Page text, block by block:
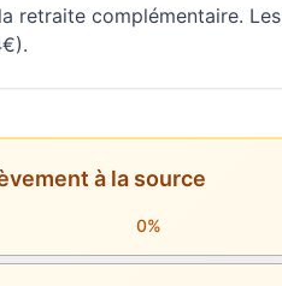
retraite complémentaire. Les
à la source
à la source
0%